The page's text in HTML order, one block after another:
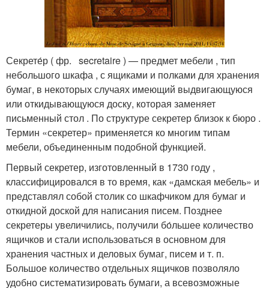
Секрете́р ( фр. secretaire ) — предмет мебели , тип
небольшого шкафа , с ящиками и полками для хранения
бумаг, в некоторых случаях имеющий выдвигающуюся
или откидывающуюся доску, которая заменяет
письменный стол . По структуре секретер близок к бюро .
Термин «секретер» применяется ко многим типам
мебели, объединенным подобной функцией.
Первый секретер, изготовленный в 1730 году ,
классифицировался в то время, как «дамская мебель» и
представлял собой столик со шкафчиком для бумаг и
откидной доской для написания писем. Позднее
секретеры увеличились, получили бо́льшее количество
ящичков и стали использоваться в основном для
хранения частных и деловых бумаг, писем и т. п.
Большое количество отдельных ящичков позволяло
удобно систематизировать бумаги, а всевозможные